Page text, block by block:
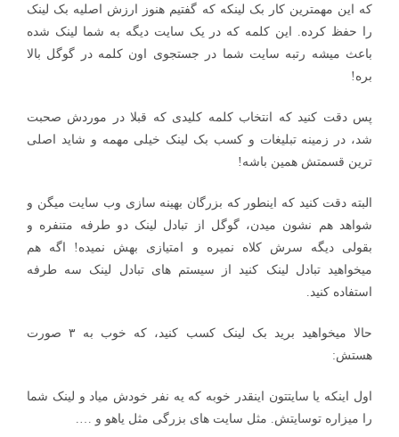
که این مهمترین کار بک لینکه که گفتیم هنوز ارزش اصلیه بک لینک
را حفظ کرده. این کلمه که در یک سایت دیگه به شما لینک شده
باعث میشه رتبه سایت شما در جستجوی اون کلمه در گوگل بالا
بره!
پس دقت کنید که انتخاب کلمه کلیدی که قبلا در موردش صحبت
شد، در زمینه تبلیغات و کسب بک لینک خیلی مهمه و شاید اصلی
ترین قسمتش همین باشه!
البته دقت کنید که اینطور که بزرگان بهینه سازی وب سایت میگن و
شواهد هم نشون میدن، گوگل از تبادل لینک دو طرفه متنفره و
بقولی دیگه سرش کلاه نمیره و امتیازی بهش نمیده! اگه هم
میخواهید تبادل لینک کنید از سیستم های تبادل لینک سه طرفه
استفاده کنید.
حالا میخواهید برید بک لینک کسب کنید، که خوب به ۳ صورت
هستش:
اول اینکه یا سایتتون اینقدر خوبه که یه نفر خودش میاد و لینک شما
را میزاره توسایتش. مثل سایت های بزرگی مثل یاهو و ….